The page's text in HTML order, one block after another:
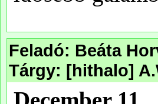
Feladó: Beáta
Tárgy: [hithalo]